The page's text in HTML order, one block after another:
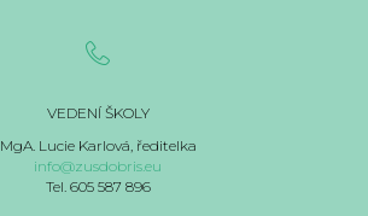
VEDENÍ ŠKOLY
MgA. Lucie Karlová, ředitelka
info@zusdobris.eu
Tel. 605 587 896